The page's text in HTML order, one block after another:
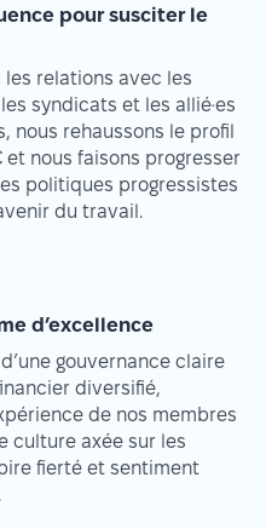
pour susciter le
les relations avec les
syndicats et les allié·es
nous rehaussons le profil
et nous faisons progresser
politiques progressistes
du travail.
d’excellence
gouvernance claire
diversifié,
de nos membres
culture axée sur les
fierté et sentiment